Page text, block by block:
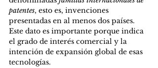
patentes, esto es, invenciones
presentadas en al menos dos países.
Este dato es importante porque indica
el grado de interés comercial y la
intención de expansión global de esas
tecnologías.